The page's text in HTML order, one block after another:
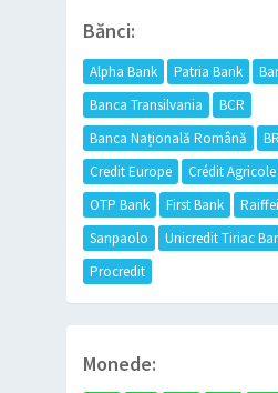
Bănci:
Alpha Bank Patria Bank
Banca Transilvania
BCR
Banca Națională Română
Credit Europe
Crédit Agricole
OTP Bank
First Bank
Sanpaolo
Unicredit Tiriac
Procredit
Monede: